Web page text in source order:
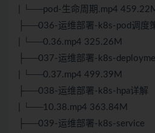
| └──pod-生命周期.mp4
├──036-运维部署-k8s-pod调度
| └──0.36.mp4 325.26M
├──037-运维部署-k8s-
| └──0.37.mp4 499.39M
├──038-运维部署-k8s-hpa详解
| └──10.38.mp4 363.84M
├──039-运维部署-k8s-service